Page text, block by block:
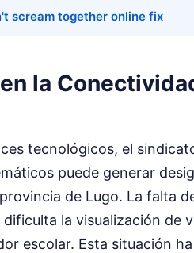
scream together online fix
la
tecnológicos, el
puede generar
de Lugo. La falta
dificulta la visualización de
escolar. Esta situación